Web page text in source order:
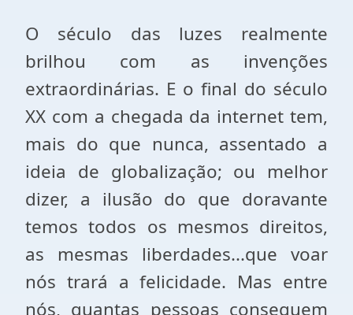
O século das luzes realmente
brilhou com as invenções
extraordinárias. E o final do século
XX com a chegada da internet tem,
mais do que nunca, assentado a
ideia de globalização; ou melhor
dizer, a ilusão do que doravante
temos todos os mesmos direitos,
as mesmas liberdades...que voar
nós trará a felicidade. Mas entre
nós, quantas pessoas conseguem